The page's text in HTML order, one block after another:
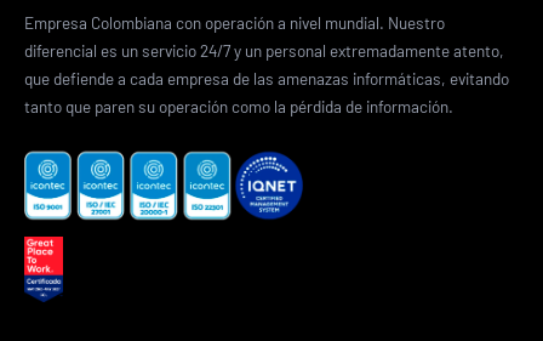
Empresa Colombiana con operación a nivel mundial. Nuestro
diferencial es un servicio 24/7 y un personal extremadamente atento,
que defiende a cada empresa de las amenazas informáticas, evitando
tanto que paren su operación como la pérdida de información.